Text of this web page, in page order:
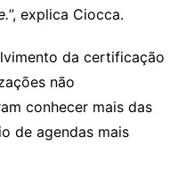
”, explica Ciocca.
da certificação
não
conhecer mais das
de agendas mais